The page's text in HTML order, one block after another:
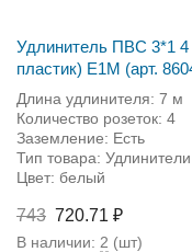
Удлинитель ПВС 3*1 4
пластик) Е1М (арт.
Длина удлинителя: 7 м
Количество розеток: 4
Заземление: Есть
Тип товара: Удлинители
Цвет: белый
743 720.71 ₽
В наличии: 2 (шт)